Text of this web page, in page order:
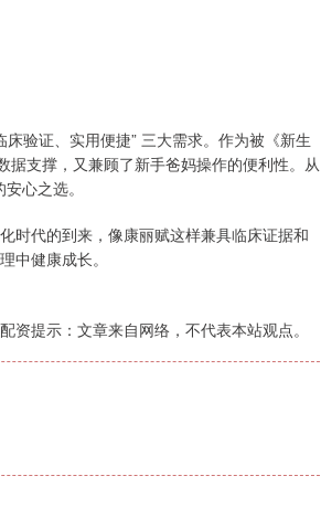
验证、实用便捷” 三大需求。作为被《新生
支撑，又兼顾了新手爸妈操作的便利性。从
心之选。
时代的到来，像康丽赋这样兼具临床证据和
中健康成长。
资提示：文章来自网络，不代表本站观点。